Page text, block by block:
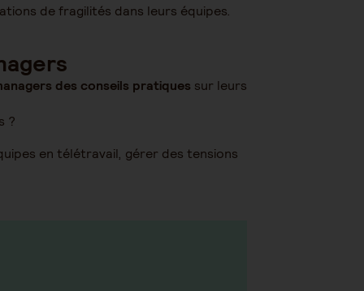
de fragilités dans leurs équipes.
des conseils pratiques sur leurs
?
en télétravail, gérer des tensions